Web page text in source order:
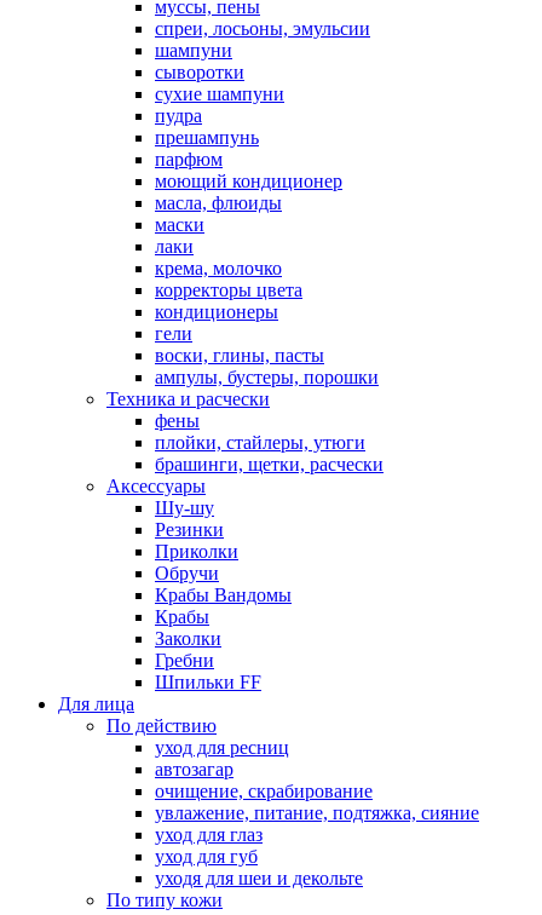
муссы, пены
спреи, лосьоны, эмульсии
шампуни
сыворотки
сухие шампуни
пудра
прешампунь
парфюм
моющий кондиционер
масла, флюиды
маски
лаки
крема, молочко
корректоры цвета
кондиционеры
гели
воски, глины, пасты
ампулы, бустеры, порошки
Техника и расчески
фены
плойки, стайлеры, утюги
брашинги, щетки, расчески
Аксессуары
Шу-шу
Резинки
Приколки
Обручи
Крабы Вандомы
Крабы
Заколки
Гребни
Шпильки FF
Для лица
По действию
уход для ресниц
автозагар
очищение, скрабирование
увлажение, питание, подтяжка, сияние
уход для глаз
уход для губ
уходя для шеи и декольте
По типу кожи